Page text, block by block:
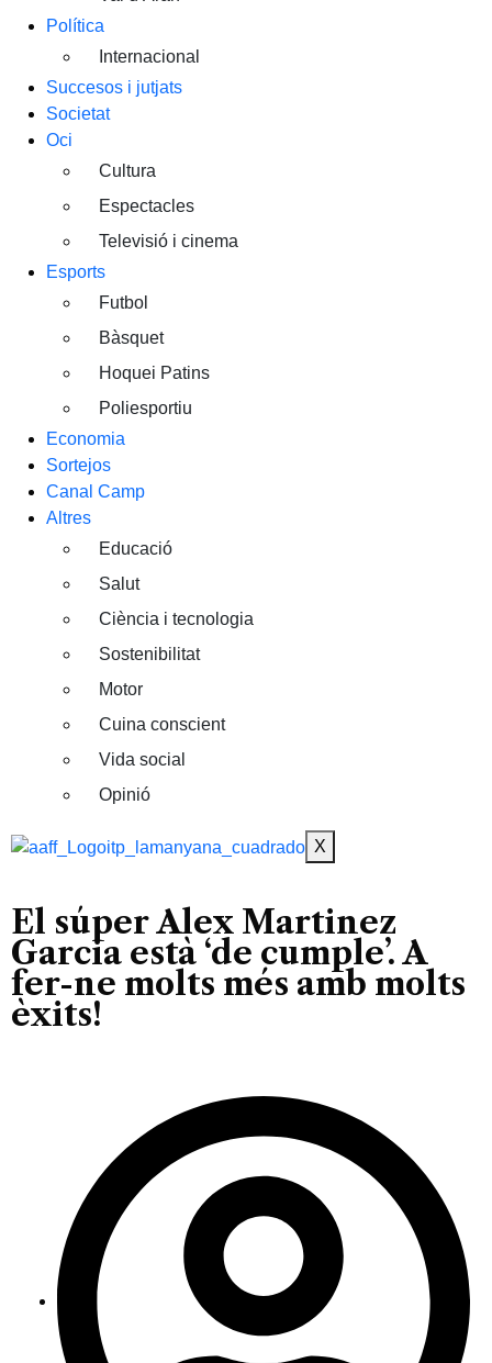
Política
Internacional
Succesos i jutjats
Societat
Oci
Cultura
Espectacles
Televisió i cinema
Esports
Futbol
Bàsquet
Hoquei Patins
Poliesportiu
Economia
Sortejos
Canal Camp
Altres
Educació
Salut
Ciència i tecnologia
Sostenibilitat
Motor
Cuina conscient
Vida social
Opinió
X
El súper Alex Martinez
Garcia està ‘de cumple’. A
fer-ne molts més amb molts
èxits!